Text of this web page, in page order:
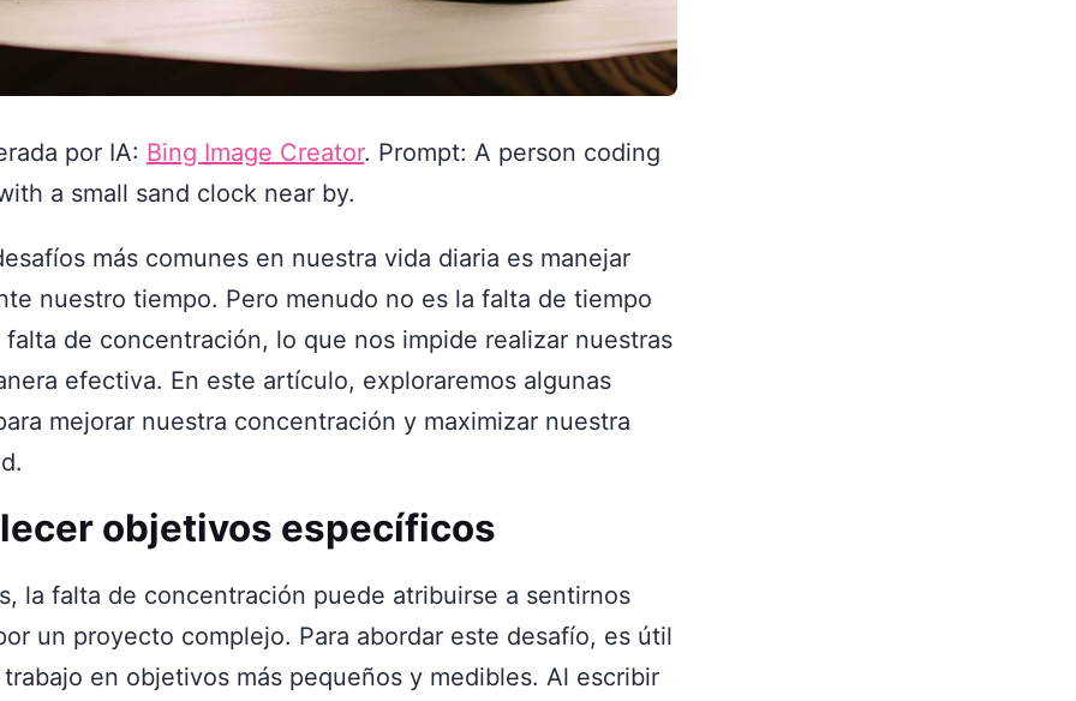
por IA: Bing Image Creator. Prompt: A person coding
a small sand clock near by.
más comunes en nuestra vida diaria es manejar
nuestro tiempo. Pero menudo no es la falta de tiempo
de concentración, lo que nos impide realizar nuestras
efectiva. En este artículo, exploraremos algunas
mejorar nuestra concentración y maximizar nuestra
objetivos específicos
la falta de concentración puede atribuirse a sentirnos
un proyecto complejo. Para abordar este desafío, es útil
en objetivos más pequeños y medibles. Al escribir